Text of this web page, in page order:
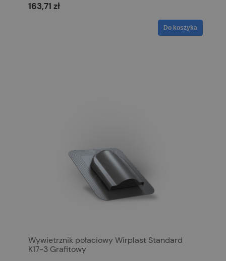
163,71 zł
Do koszyka
Wywietrznik połaciowy Wirplast Standard
K17-3 Grafitowy